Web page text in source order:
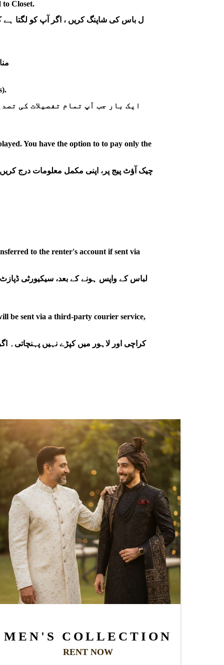
to Closet.
ایک بار جب آپ تمام تفصیلات کی
You have the option to to pay only the
چیک آؤٹ پیج پر، اپنی مکمل معلومات درج
to the renter's account if sent via
لباس کے واپس ہونے کے بعد، سیکیورٹی ڈپازٹ
be sent via a third-party courier service,
MEN'S COLLECTION
RENT NOW